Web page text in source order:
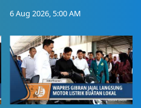
6 Aug 2026, 5:00 AM